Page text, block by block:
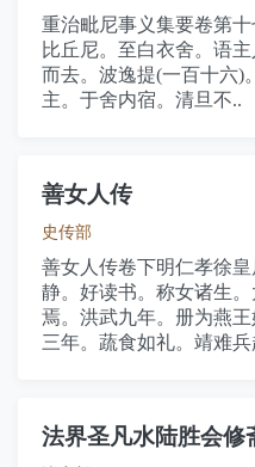
重治毗尼事义集要卷第
比丘尼。至白衣舍。语
而去。波逸提(一百十六)
主。于舍内宿。清旦不..
善女人传
史传部
善女人传卷下明仁孝徐
静。好读书。称女诸生
焉。洪武九年。册为燕
三年。蔬食如礼。靖难兵
法界圣凡水陆胜会修